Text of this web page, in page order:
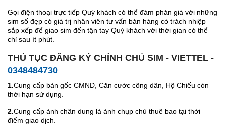
Gọi điện thoại trực tiếp Quý khách có thể đàm phán giá với những
sim số đẹp có giá trị nhân viên tư vấn bán hàng có trách nhiệp
sắp xếp để giao sim đến tận tay Quý khách với thời gian có thể
chỉ sau ít phút.
THỦ TỤC ĐĂNG KÝ CHÍNH CHỦ SIM - VIETTEL -
0348484730
1.Cung cấp bản gốc CMND, Căn cước công dân, Hộ Chiếu còn
thời hạn sử dụng.
2.Cung cấp ảnh chân dung là ảnh chụp chủ thuê bao tại thời
điểm giao dịch.